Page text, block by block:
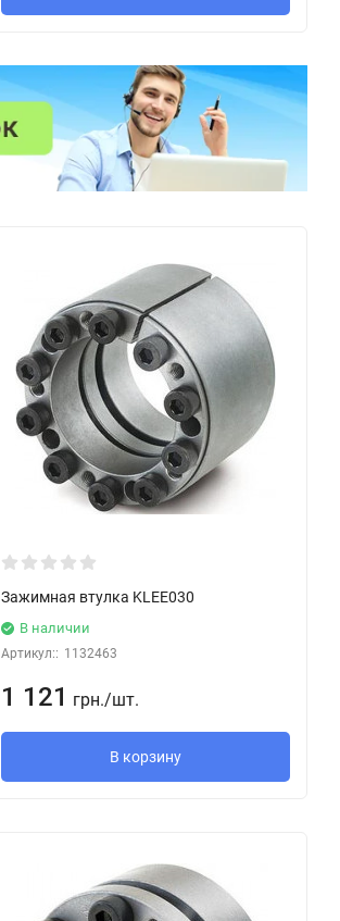
Зажимная втулка KLEE030
В наличии
Артикул:: 1132463
1 121 грн./шт.
В корзину